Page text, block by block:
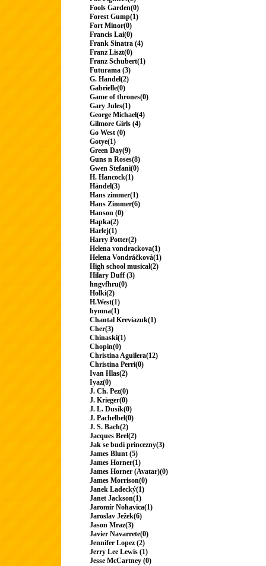
Fools Garden(0)
Forest Gump(1)
Fort Minor(0)
Francis Lai(0)
Frank Sinatra (4)
Franz Liszt(0)
Franz Schubert(1)
Futurama (3)
G. Handel(2)
Gabrielle(0)
Game of thrones(0)
Gary Jules(1)
George Michael(4)
Gilmore Girls (4)
Go West (0)
Gotye(1)
Green Day(9)
Guns n Roses(8)
Gwen Stefani(0)
H. Hancock(1)
Händel(3)
Hans zimmer(1)
Hans Zimmer(6)
Hanson (0)
Hapka(2)
Harlej(1)
Harry Potter(2)
Helena vondrackova(1)
Helena Vondráčková(1)
High school musical(2)
Hilary Duff (3)
hngvfhru(0)
Holki(2)
H.West(1)
hymna(1)
Chantal Kreviazuk(1)
Cher(3)
Chinaski(1)
Chopin(0)
Christina Aguilera(12)
Christina Perri(0)
Ivan Hlas(2)
Iyaz(0)
J. Ch. Pez(0)
J. Krieger(0)
J. L. Dusík(0)
J. Pachelbel(0)
J. S. Bach(2)
Jacques Brel(2)
Jak se budí princezny(3)
James Blunt (5)
James Horner(1)
James Horner (Avatar)(0)
James Morrison(0)
Janek Ladecký(1)
Janet Jackson(1)
Jaromír Nohavica(1)
Jaroslav Ježek(6)
Jason Mraz(3)
Javier Navarrete(0)
Jennifer Lopez (2)
Jerry Lee Lewis (1)
Jesse McCartney (0)